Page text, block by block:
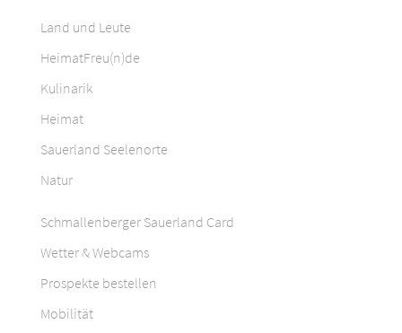
Land und Leute
HeimatFreu(n)de
Kulinarik
Heimat
Sauerland Seelenorte
Natur
Schmallenberger Sauerland Card
Wetter & Webcams
Prospekte bestellen
Mobilität